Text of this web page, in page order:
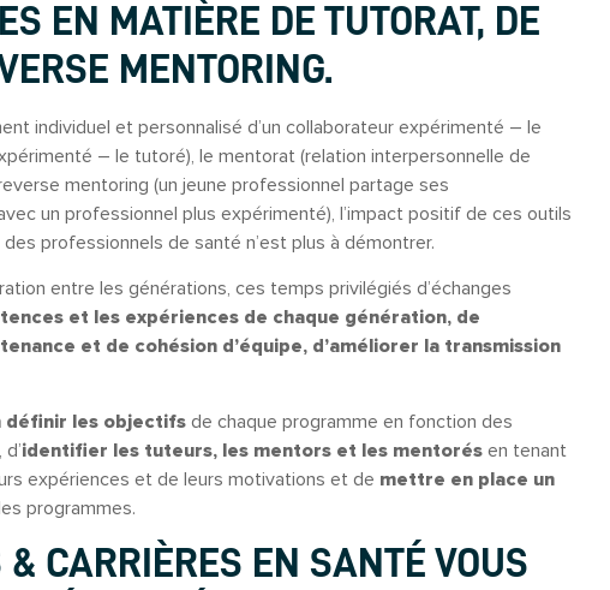
EN MATIÈRE DE TUTORAT, DE
MENTORING.
individuel et personnalisé d’un collaborateur expérimenté – le
– le tutoré), le mentorat (relation interpersonnelle de
mentoring (un jeune professionnel partage ses
un professionnel plus expérimenté), l’impact positif de ces outils
professionnels de santé n’est plus à démontrer.
entre les générations, ces temps privilégiés d’échanges
et les expériences de chaque génération, de
et de cohésion d’équipe, d’améliorer la transmission
définir les objectifs de chaque programme en fonction des
identifier les tuteurs, les mentors et les mentorés en tenant
expériences et de leurs motivations et de mettre en place un
programmes.
& CARRIÈRES EN SANTÉ VOUS